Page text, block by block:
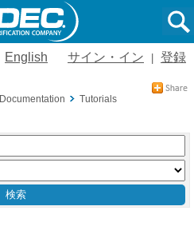
English サイン・イン 登録
Documentation Tutorials